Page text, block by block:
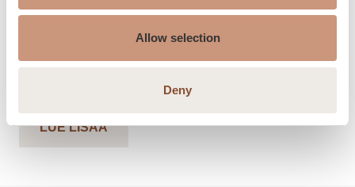
Allow selection
Deny
ammattilaisilta
Sähkökiukaiden asennuksen ja huollon voi tehdä
LUE LISÄÄ